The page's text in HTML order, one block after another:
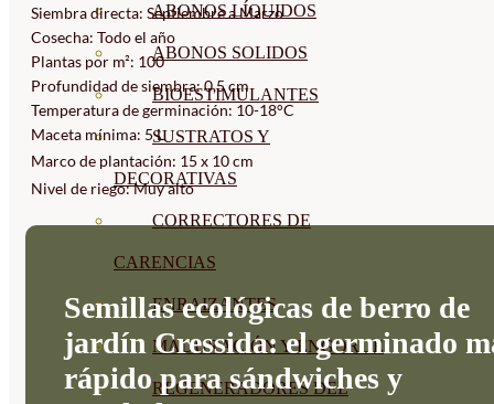
ABONOS LÍQUIDOS
ABONOS SOLIDOS
BIOESTIMULANTES
SUSTRATOS Y
DECORATIVAS
CORRECTORES DE
CARENCIAS
ENRAIZANTES
MADURACIÓN Y ENGORDE
REGENERADORES DEL
Siembra directa: Septiembre a Marzo
Cosecha: Todo el año
Plantas por m²: 100
Profundidad de siembra: 0,5 cm
Temperatura de germinación: 10-18°C
Maceta mínima: 5 L
Marco de plantación: 15 x 10 cm
Nivel de riego: Muy alto
Semillas ecológicas de berro de
jardín Cressida: el germinado
rápido para sándwiches y